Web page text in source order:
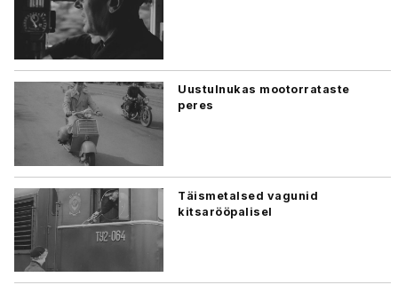
Uustulnukas mootorrataste
peres
Täismetalsed vagunid
kitsarööpalisel